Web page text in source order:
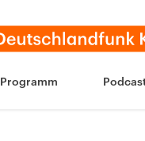
Programm